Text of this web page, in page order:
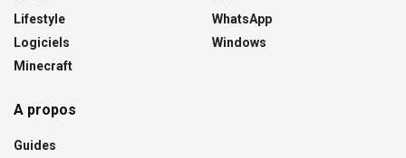
Lifestyle
Logiciels
Minecraft
WhatsApp
Windows
A propos
Guides